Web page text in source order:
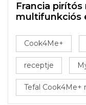
Francia
multifunkciós
Cook4Me+
receptje
Tefal